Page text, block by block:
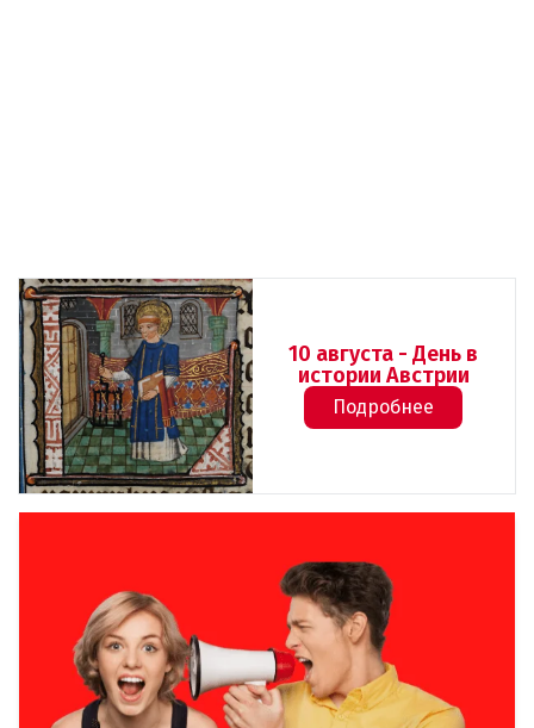
10 августа - День в
истории Австрии
Подробнее